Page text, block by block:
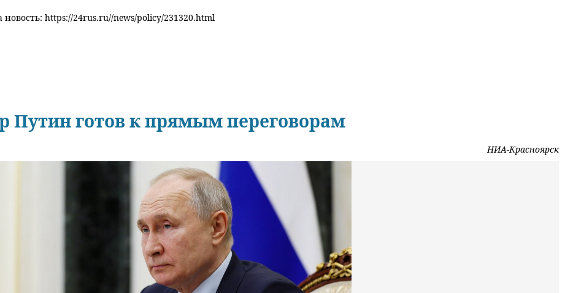
https://24rus.ru//news/policy/231320.html
Путин готов к прямым переговорам
НИА-Красноярск